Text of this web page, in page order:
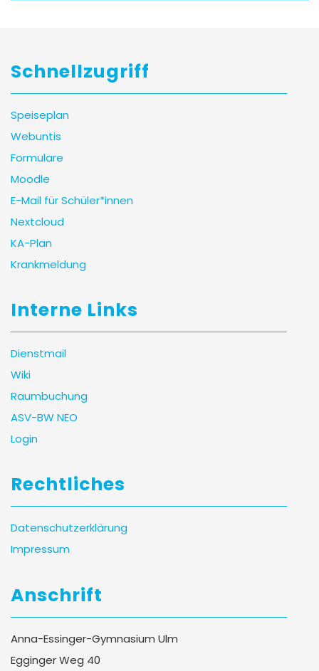
Schnellzugriff
Speiseplan
Webuntis
Formulare
Moodle
E-Mail für Schüler*innen
Nextcloud
KA-Plan
Krankmeldung
Interne Links
Dienstmail
Wiki
Raumbuchung
ASV-BW NEO
Login
Rechtliches
Datenschutzerklärung
Impressum
Anschrift
Anna-Essinger-Gymnasium Ulm
Egginger Weg 40